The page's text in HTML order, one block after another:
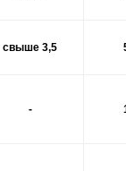
свыше 3,5
-